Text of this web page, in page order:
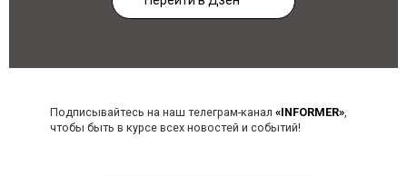
Подписывайтесь на наш телеграм-канал «INFORMER»,
чтобы быть в курсе всех новостей и событий!